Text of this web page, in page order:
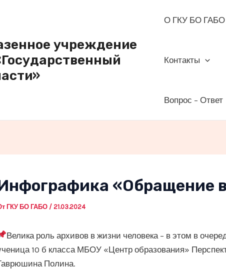
учреждение
О ГКУ БО ГАБО
Контакты
Вопрос – Ответ
«Обращение
ГКУ БО ГАБО / 21.03.2024
Велика роль архивов в жизни человека – в этом в
10 б класса МБОУ «Центр образования»
Полина.